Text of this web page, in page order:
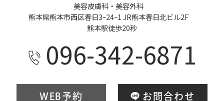
美容皮膚科・美容外科
熊本県熊本市西区春日3ｰ24ｰ1 JR熊本春日北ビル2F
熊本駅徒歩20秒
096-342-6871
WEB予約 お問合わせ